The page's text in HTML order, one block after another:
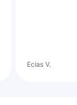
Ecias V.